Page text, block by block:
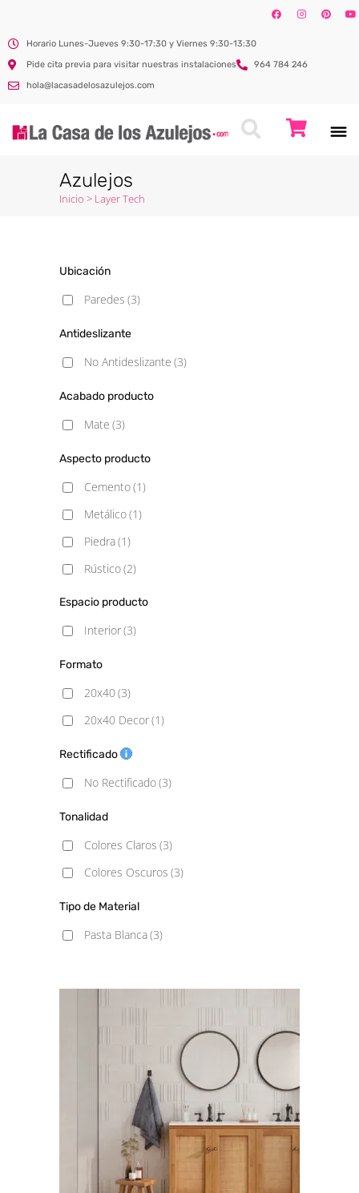
Horario Lunes-Jueves 9:30-17:30 y Viernes 9:30-13:30
Pide cita previa para visitar nuestras instalaciones
964 784 246
hola@lacasadelosazulejos.com
Azulejos
Inicio > Layer Tech
Ubicación
Paredes (3)
Antideslizante
No Antideslizante (3)
Acabado producto
Mate (3)
Aspecto producto
Cemento(1)
Metálico(1)
Piedra(1)
Rústico(2)
Espacio producto
Interior(3)
Formato
20x40 (3)
20x40 Decor(1)
Rectificado
No Rectificado(3)
Tonalidad
Colores Claros (3)
Colores Oscuros (3)
Tipo de Material
Pasta Blanca(3)